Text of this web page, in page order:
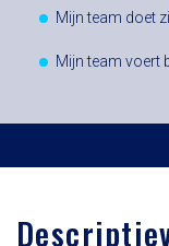
Mijn team doet
Mijn team voert